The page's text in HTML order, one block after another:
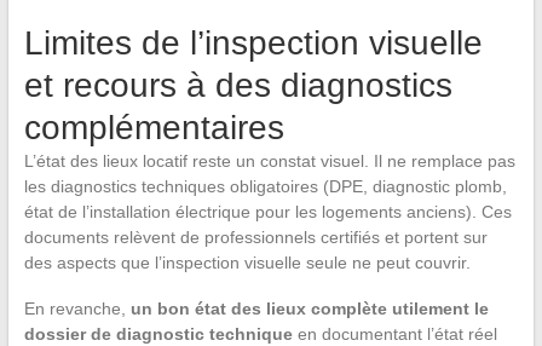
Limites de l’inspection visuelle
et recours à des diagnostics
complémentaires
L’état des lieux locatif reste un constat visuel. Il ne remplace pas
les diagnostics techniques obligatoires (DPE, diagnostic plomb,
état de l’installation électrique pour les logements anciens). Ces
documents relèvent de professionnels certifiés et portent sur
des aspects que l’inspection visuelle seule ne peut couvrir.
En revanche, un bon état des lieux complète utilement le
dossier de diagnostic techniqueen documentant l’état réel